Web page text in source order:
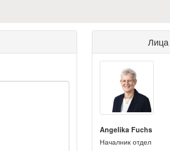
Лица
Angelika Fuchs
Началник отдел